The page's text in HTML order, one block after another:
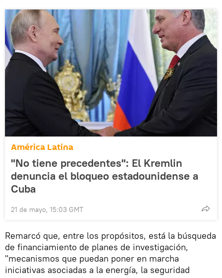
América Latina
"No tiene precedentes": El Kremlin
denuncia el bloqueo estadounidense a
Cuba
21 de mayo, 15:03 GMT
Remarcó que, entre los propósitos, está la búsqueda
de financiamiento de planes de investigación,
"mecanismos que puedan poner en marcha
iniciativas asociadas a la energía, la seguridad